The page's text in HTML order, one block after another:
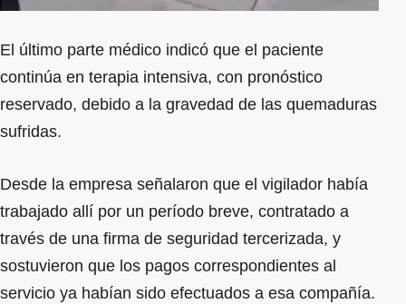
El último parte médico indicó que el paciente
continúa en terapia intensiva, con pronóstico
reservado, debido a la gravedad de las quemaduras
sufridas.
Desde la empresa señalaron que el vigilador había
trabajado allí por un período breve, contratado a
través de una firma de seguridad tercerizada, y
sostuvieron que los pagos correspondientes al
servicio ya habían sido efectuados a esa compañía.